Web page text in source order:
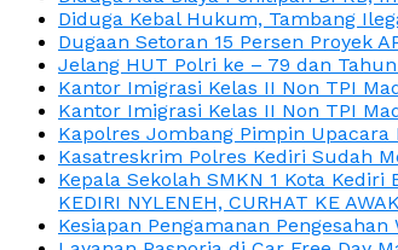
Diduga Kebal Hukum, Tambang
Dugaan Setoran 15 Persen Proyek
Jelang HUT Polri ke – 79 dan
Kantor Imigrasi Kelas II Non TPI
Kantor Imigrasi Kelas II Non TPI
Kapolres Jombang Pimpin Upacara
Kasatreskrim Polres Kediri Sudah
Kepala Sekolah SMKN 1 Kota Kediri
KEDIRI NYLENEH, CURHAT KE
Kesiapan Pengamanan